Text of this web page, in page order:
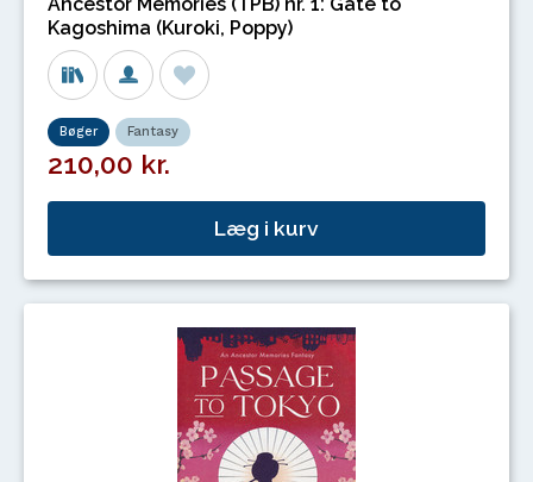
Kagoshima (Kuroki, Poppy)
Bøger Fantasy
210,00 kr.
Læg i kurv